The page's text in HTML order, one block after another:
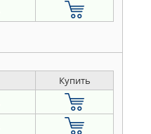
Купить